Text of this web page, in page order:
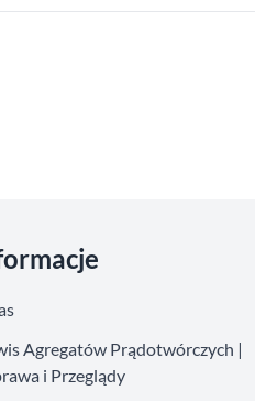
Agregatów Prądotwórczych |
i Przeglądy